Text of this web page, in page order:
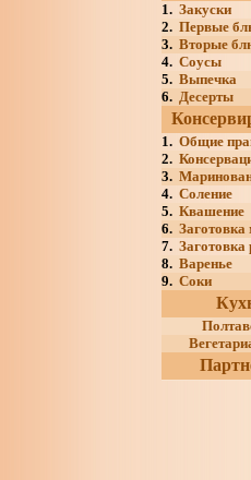
1. Закуски
2. Первые
3. Вторые
4. Соусы
5. Выпечка
6. Десерты
1. Общие
2.
3.
4. Соление
5. Квашение
6. Заготовка
7.
8. Варенье
9. Соки